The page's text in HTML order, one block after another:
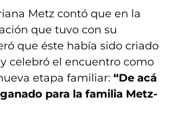
Metz contó que en la
que tuvo con su
que éste había sido criado
celebró el encuentro como
etapa familiar: “De acá
para la familia Metz-